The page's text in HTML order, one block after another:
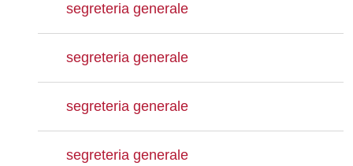
segreteria generale
segreteria generale
segreteria generale
segreteria generale